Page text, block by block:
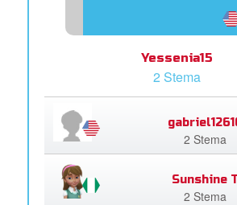
Yessenia15
2 Stema
2 Stema
Sunshine T
2 Stema